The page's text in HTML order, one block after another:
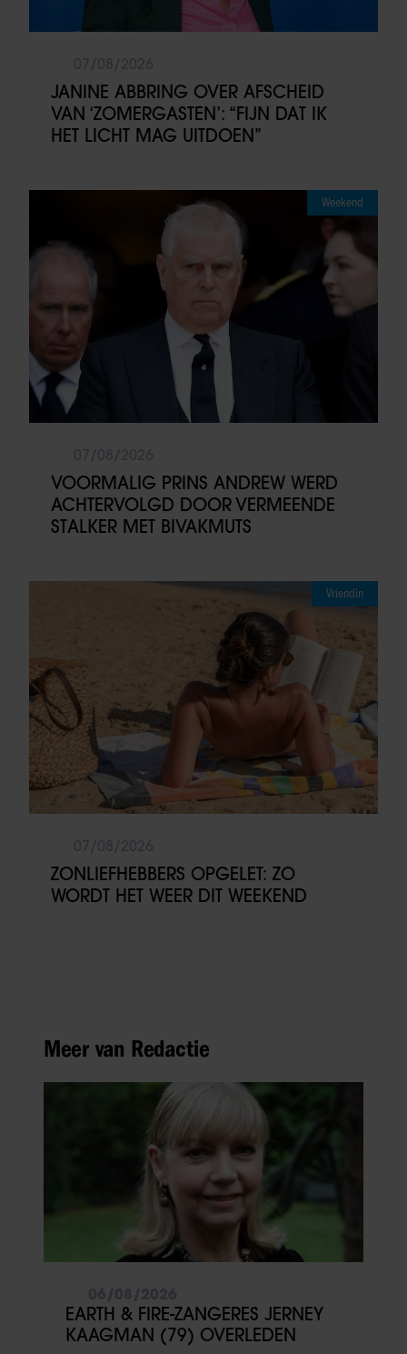
JANINE ABBRING OVER AFSCHEID
VAN ‘ZOMERGASTEN’: “FIJN DAT IK
HET LICHT MAG UITDOEN”
Weekend
VOORMALIG PRINS ANDREW WERD
ACHTERVOLGD DOOR VERMEENDE
STALKER MET BIVAKMUTS
Vriendin
ZONLIEFHEBBERS OPGELET: ZO
WORDT HET WEER DIT WEEKEND
Meer van Redactie
EARTH & FIRE-ZANGERES JERNEY
KAAGMAN (79) OVERLEDEN